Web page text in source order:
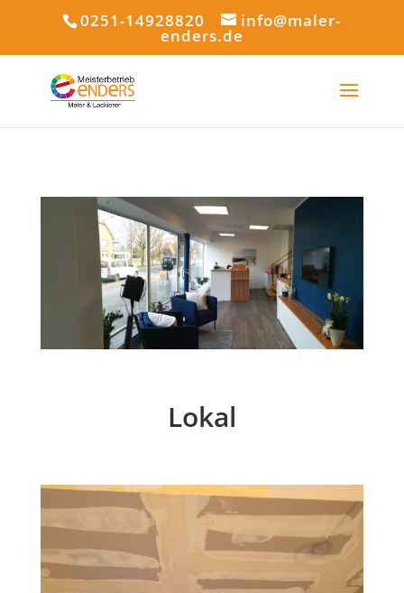
0251-14928820 info@maler-
enders.de
Lokal